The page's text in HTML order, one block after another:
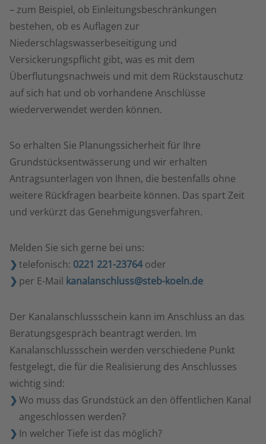
– zum Beispiel, ob Einleitungsbeschränkungen
bestehen, ob es Auflagen zur
Niederschlagswasserbeseitigung und
Versickerungspflicht gibt, was es mit dem
Überflutungsnachweis und mit dem Rückstauschutz
auf sich hat und ob vorhandene Anschlüsse
wiederverwendet werden können.
So erhalten Sie Planungssicherheit für Ihre
Grundstücksentwässerung und wir erhalten
Antragsunterlagen von Ihnen, die bestenfalls ohne
weitere Rückfragen bearbeite können. Das spart Zeit
und verkürzt das Genehmigungsverfahren.
Melden Sie sich gerne bei uns:
telefonisch: 0221 221-23764oder
per E-Mail kanalanschluss@steb-koeln.de
Der Kanalanschlussschein kann im Anschluss an das
Beratungsgespräch beantragt werden. Im
Kanalanschlussschein werden verschiedene Punkt
festgelegt, die für die Realisierung des Anschlusses
wichtig sind:
Wo muss das Grundstück an den öffentlichen Kanal
angeschlossen werden?
In welcher Tiefe ist das möglich?